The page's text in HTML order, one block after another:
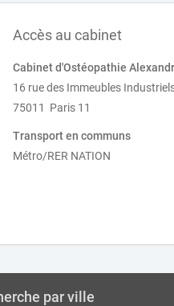
Accès au cabinet
Cabinet d'Ostéopathie
16 rue des Immeubles
75011 Paris 11
Transport en communs
Métro/RER NATION
par ville